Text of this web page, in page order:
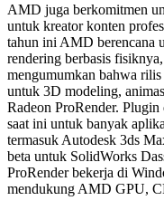
AMD juga berkomitmen
untuk kreator konten
tahun ini AMD berencana
rendering berbasis
mengumumkan bahwa
untuk 3D modeling,
Radeon ProRender. Plugin
saat ini untuk banyak
termasuk Autodesk 3ds
beta untuk SolidWorks
ProRender bekerja di
mendukung AMD GPU,